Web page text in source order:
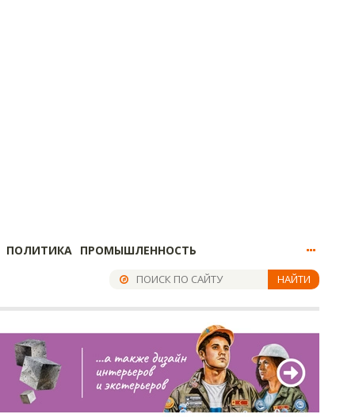
ПОЛИТИКА ПРОМЫШЛЕННОСТЬ
НАЙТИ